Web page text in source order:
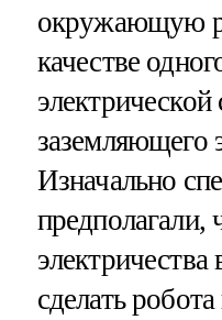
окружающую
качестве
заземляющего
Изначально
предполагали,
сделать